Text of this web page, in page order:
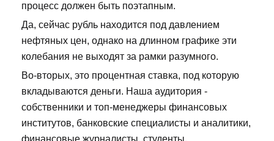
процесс должен быть поэтапным.
Да, сейчас рубль находится под давлением
нефтяных цен, однако на длинном графике эти
колебания не выходят за рамки разумного.
Во-вторых, это процентная ставка, под которую
вкладываются деньги. Наша аудитория -
собственники и топ-менеджеры финансовых
институтов, банковские специалисты и аналитики,
финансовые журналисты, студенты,